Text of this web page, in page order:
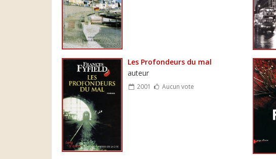
Les Profondeurs du mal
auteur
2001 Aucun vote